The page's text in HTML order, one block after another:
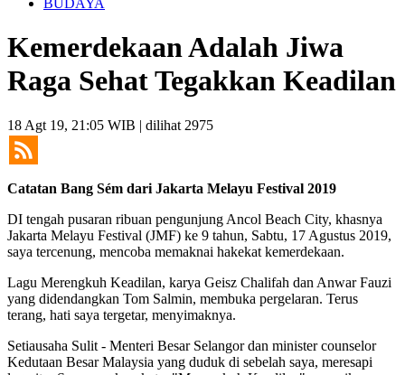
BUDAYA
Kemerdekaan Adalah Jiwa
Raga Sehat Tegakkan Keadilan
18 Agt 19, 21:05 WIB | dilihat 2975
Catatan Bang Sém dari Jakarta Melayu Festival 2019
DI tengah pusaran ribuan pengunjung Ancol Beach City, khasnya
Jakarta Melayu Festival (JMF) ke 9 tahun, Sabtu, 17 Agustus 2019,
saya tercenung, mencoba memaknai hakekat kemerdekaan.
Lagu Merengkuh Keadilan, karya Geisz Chalifah dan Anwar Fauzi
yang didendangkan Tom Salmin, membuka pergelaran. Terus
terang, hati saya tergetar, menyimaknya.
Setiausaha Sulit - Menteri Besar Selangor dan minister counselor
Kedutaan Besar Malaysia yang duduk di sebelah saya, meresapi